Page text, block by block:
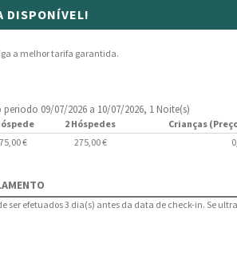
DISPONÍVEL!
a melhor tarifa garantida.
09/07/2026 a 10/07/2026, 1 Noite(s)
2 Hóspedes
Crianças
€ 275,00 €
ser efetuados 3 dia(s) antes da data de check-in. Se